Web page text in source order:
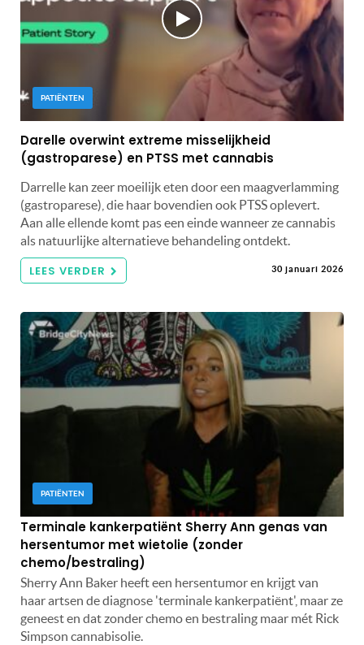
PATIËNTEN
Darelle overwint extreme misselijkheid
(gastroparese) en PTSS met cannabis
Darrelle kan zeer moeilijk eten door een maagverlamming
(gastroparese), die haar bovendien ook PTSS oplevert.
Aan alle ellende komt pas een einde wanneer ze cannabis
als natuurlijke alternatieve behandeling ontdekt.
LEES VERDER 30 januari 2026
PATIËNTEN
Terminale kankerpatiënt Sherry Ann genas van
hersentumor met wietolie (zonder
chemo/bestraling)
Sherry Ann Baker heeft een hersentumor en krijgt van
haar artsen de diagnose 'terminale kankerpatiënt', maar ze
geneest en dat zonder chemo en bestraling maar mét Rick
Simpson cannabisolie.